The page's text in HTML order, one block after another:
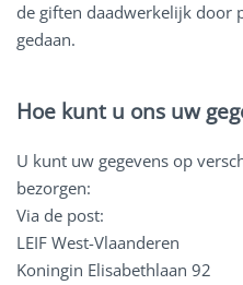
de giften daadwerkelijk door
gedaan.
Hoe kunt u ons uw
U kunt uw gegevens op
bezorgen:
Via de post:
LEIF West-Vlaanderen
Koningin Elisabethlaan 92